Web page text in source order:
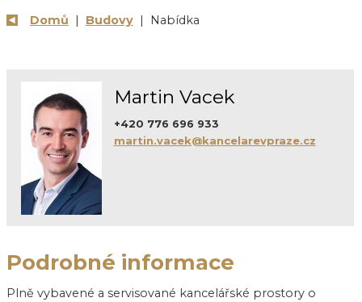
Domů | Budovy | Nabídka
Martin Vacek
+420 776 696 933
martin.vacek@kancelarevpraze.cz
Podrobné informace
Plně vybavené a servisované kancelářské prostory o